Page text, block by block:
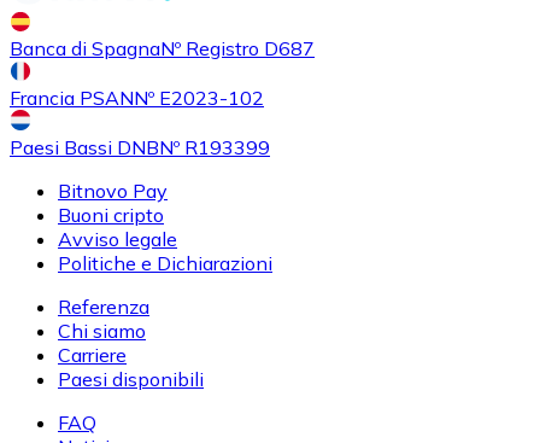
Banca di SpagnaNº Registro D687
Francia PSANNº E2023-102
Paesi Bassi DNBNº R193399
Bitnovo Pay
Buoni cripto
Avviso legale
Politiche e Dichiarazioni
Referenza
Chi siamo
Carriere
Paesi disponibili
FAQ